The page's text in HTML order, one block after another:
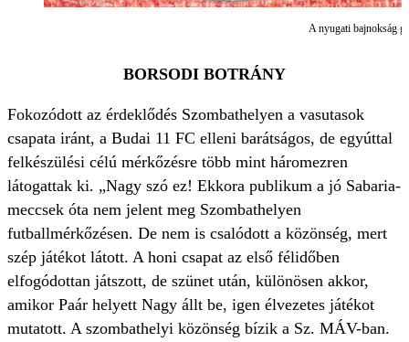
A nyugati bajnokság
BORSODI BOTRÁNY
Fokozódott az érdeklődés Szombathelyen a vasutasok
csapata iránt, a Budai 11 FC elleni barátságos, de egyúttal
felkészülési célú mérkőzésre több mint háromezren
látogattak ki. „Nagy szó ez! Ekkora publikum a jó Sabaria-
meccsek óta nem jelent meg Szombathelyen
futballmérkőzésen. De nem is csalódott a közönség, mert
szép játékot látott. A honi csapat az első félidőben
elfogódottan játszott, de szünet után, különösen akkor,
amikor Paár helyett Nagy állt be, igen élvezetes játékot
mutatott. A szombathelyi közönség bízik a Sz. MÁV-ban.